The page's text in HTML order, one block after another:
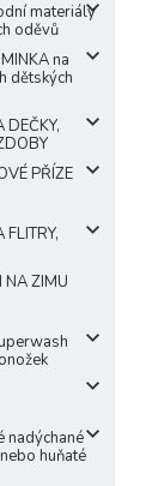
materiály
oděvů
na
dětských
DEČKY,
PŘÍZE
FLITRY,
NA ZIMU
nadýchané
huňaté